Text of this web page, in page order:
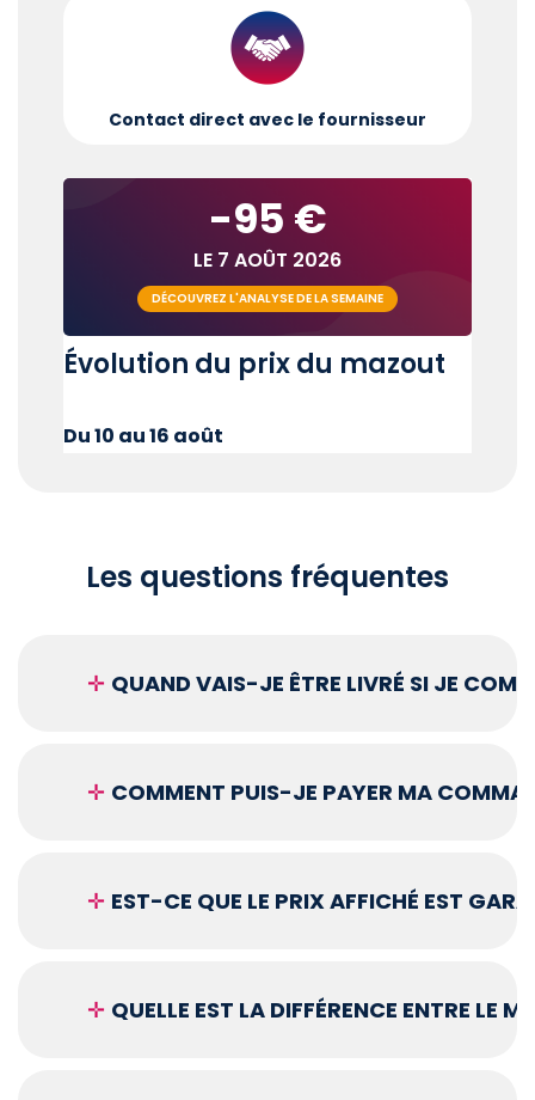
Contact direct avec le fournisseur
-95 €
LE 7 AOÛT 2026
DÉCOUVREZ L'ANALYSE DE LA SEMAINE
Évolution du prix du mazout
Du 10 au 16 août
Les questions fréquentes
✛ QUAND VAIS-JE ÊTRE LIVRÉ SI JE
✛ COMMENT PUIS-JE PAYER MA
✛ EST-CE QUE LE PRIX AFFICHÉ EST
✛ QUELLE EST LA DIFFÉRENCE ENTRE LE